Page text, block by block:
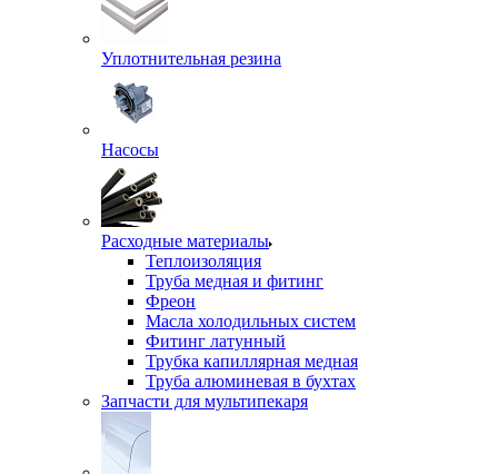
Уплотнительная резина
Насосы
Расходные материалы
Теплоизоляция
Труба медная и фитинг
Фреон
Масла холодильных систем
Фитинг латунный
Трубка капиллярная медная
Труба алюминевая в бухтах
Запчасти для мультипекаря